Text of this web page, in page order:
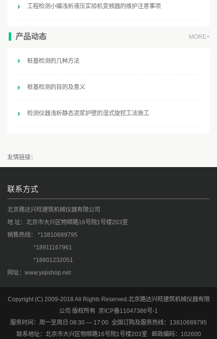
工程检测小编浅析液压实验机变频器的维护注意事项
产品动态 MORE+
桩基检测的几种方法
桩基检测的目的及意义
检测仪器浅析静态泥浆护壁的湿式旋挖工法施工
友情链接：
联系方式
北京路达兴旺建筑机械仪器有限公司
地 址：北京市大兴区物顺路16号院1号楼203室
销售热线： *13810689795
*18911167961
*18801232051
网址：www.yiqishop.net
Copyright (C) 2009-2018 All Rights Reserved.北京路达兴旺建筑机械仪器有限
公司 版权所有 京ICP备11047386号-1
服务时间：周一至周日 08:30 — 17:00 全国订购及服务热线：13810689795
联系地址：北京市大兴区物顺路16号院1号楼203室 邮政编码：102600